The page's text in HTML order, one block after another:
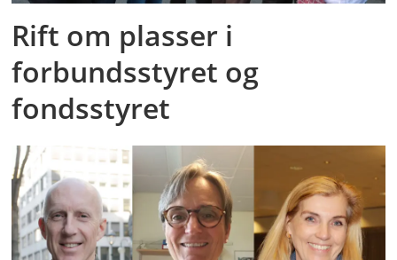
Rift om plasser i
forbundsstyret og
fondsstyret